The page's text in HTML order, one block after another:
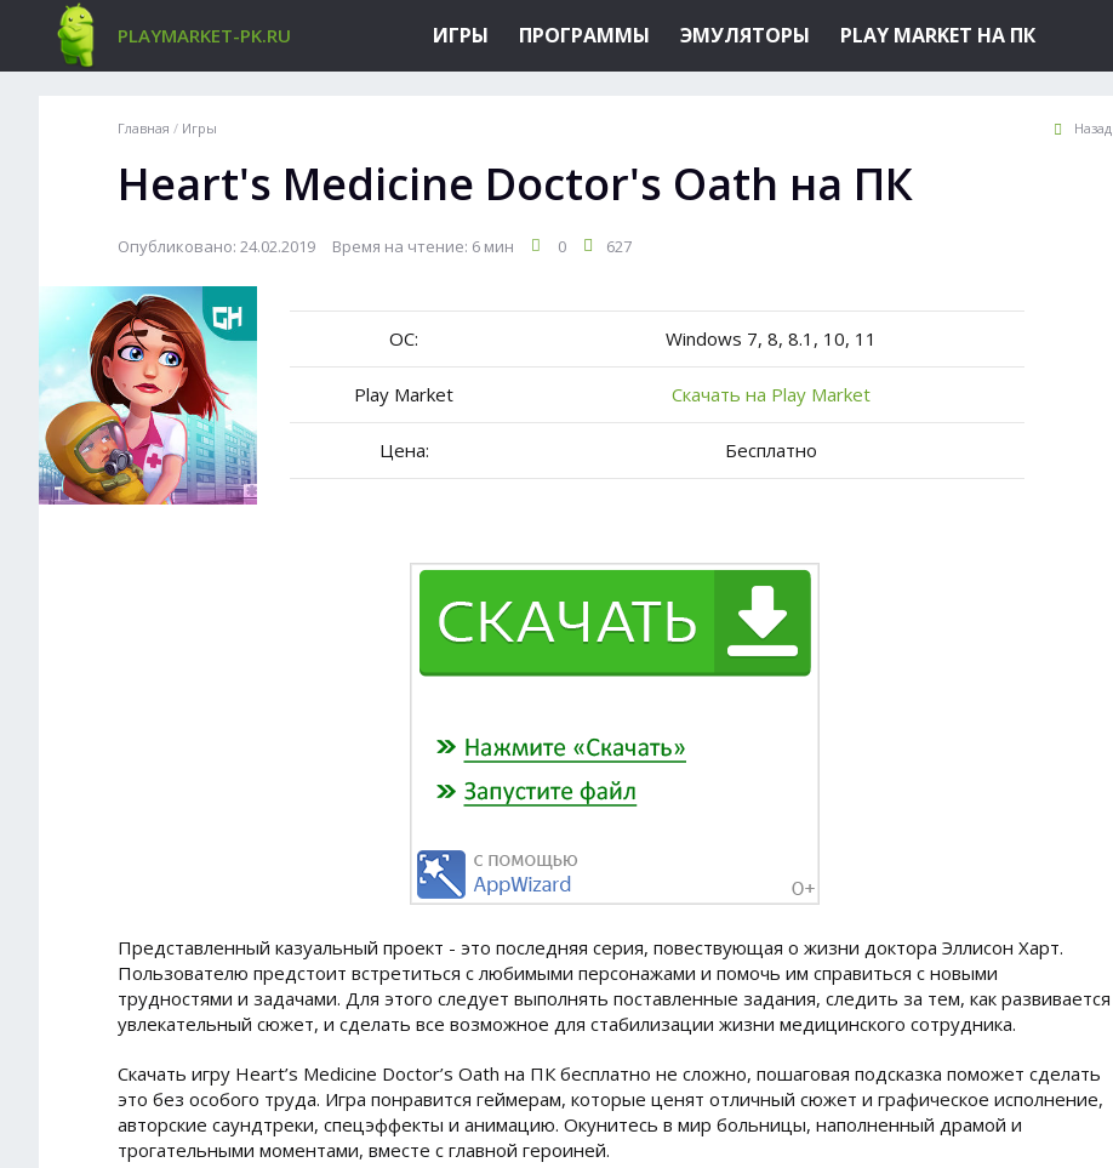
PLAYMARKET-PK.RU ИГРЫ ПРОГРАММЫ ЭМУЛЯТОРЫ PLAY MARKET НА ПК
Главная / Игры Назад
Heart's Medicine Doctor's Oath на ПК
Опубликовано: 24.02.2019 Время на чтение: 6 мин 0 627
ОС: Windows 7, 8, 8.1, 10, 11
Play Market Скачать на Play Market
Цена: Бесплатно
Представленный казуальный проект - это последняя серия, повествующая о жизни доктора Эллисон Харт.
Пользователю предстоит встретиться с любимыми персонажами и помочь им справиться с новыми
трудностями и задачами. Для этого следует выполнять поставленные задания, следить за тем, как развивается
увлекательный сюжет, и сделать все возможное для стабилизации жизни медицинского сотрудника.
Скачать игру Heart’s Medicine Doctor’s Oath на ПК бесплатно не сложно, пошаговая подсказка поможет сделать
это без особого труда. Игра понравится геймерам, которые ценят отличный сюжет и графическое исполнение,
авторские саундтреки, спецэффекты и анимацию. Окунитесь в мир больницы, наполненный драмой и
трогательными моментами, вместе с главной героиней.